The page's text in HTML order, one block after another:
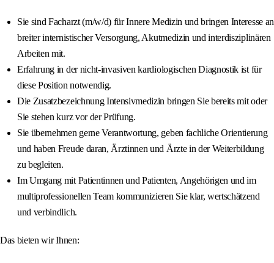
Sie sind Facharzt (m/w/d) für Innere Medizin und bringen Interesse an
breiter internistischer Versorgung, Akutmedizin und interdisziplinären
Arbeiten mit.
Erfahrung in der nicht-invasiven kardiologischen Diagnostik ist für
diese Position notwendig.
Die Zusatzbezeichnung Intensivmedizin bringen Sie bereits mit oder
Sie stehen kurz vor der Prüfung.
Sie übernehmen gerne Verantwortung, geben fachliche Orientierung
und haben Freude daran, Ärztinnen und Ärzte in der Weiterbildung
zu begleiten.
Im Umgang mit Patientinnen und Patienten, Angehörigen und im
multiprofessionellen Team kommunizieren Sie klar, wertschätzend
und verbindlich.
Das bieten wir Ihnen: